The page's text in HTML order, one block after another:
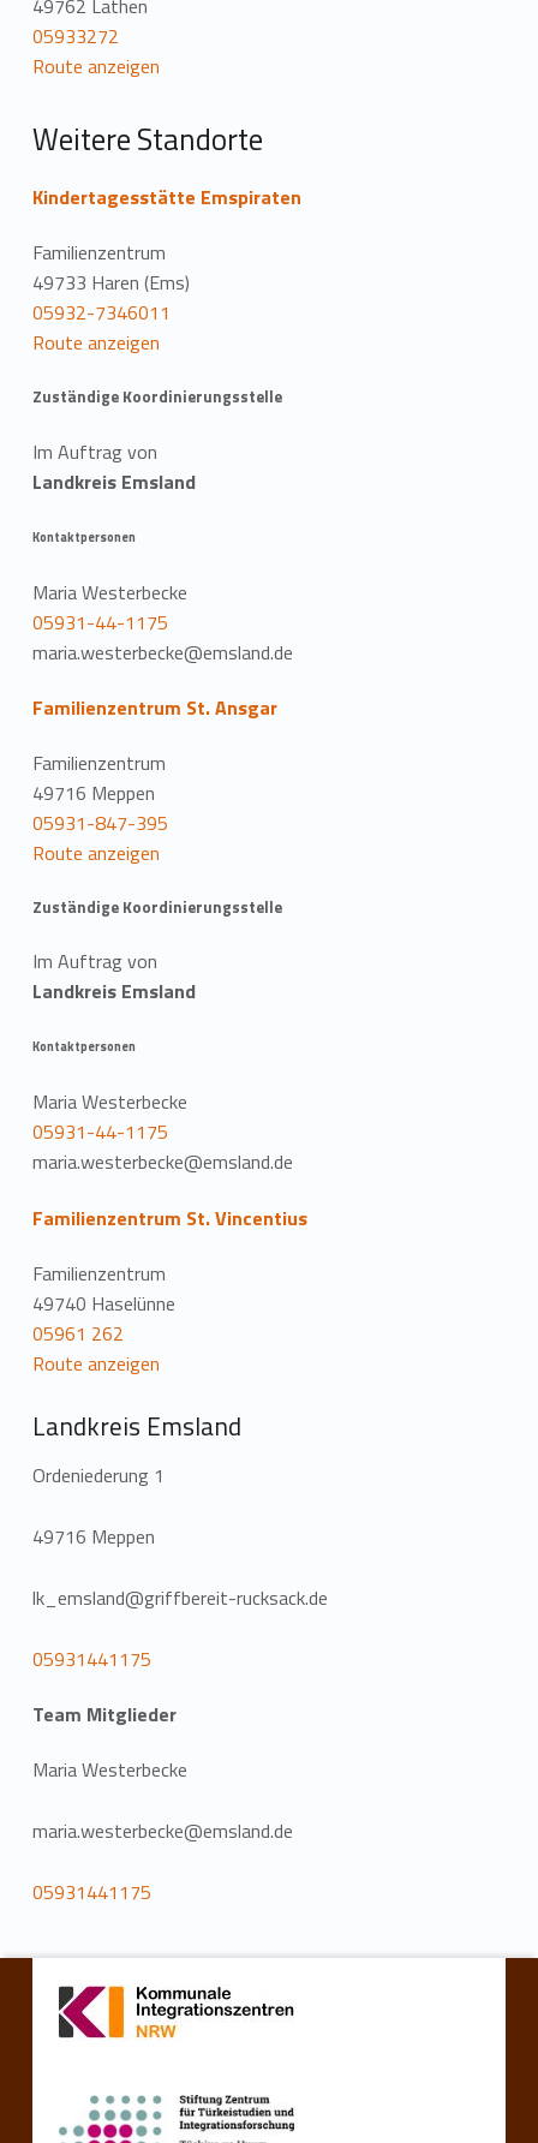
t
i
o
n
49762 Lathen
05933272
Route anzeigen
Weitere Standorte
Kindertagesstätte Emspiraten
Familienzentrum
49733 Haren (Ems)
05932-7346011
Route anzeigen
Zuständige Koordinierungsstelle
Im Auftrag von
Landkreis Emsland
Kontaktpersonen
Maria Westerbecke
05931-44-1175
maria.westerbecke@emsland.de
Familienzentrum St. Ansgar
Familienzentrum
49716 Meppen
05931-847-395
Route anzeigen
Zuständige Koordinierungsstelle
Im Auftrag von
Landkreis Emsland
Kontaktpersonen
Maria Westerbecke
05931-44-1175
maria.westerbecke@emsland.de
Familienzentrum St. Vincentius
Familienzentrum
49740 Haselünne
05961 262
Route anzeigen
Landkreis Emsland
Ordeniederung 1
49716 Meppen
lk_emsland@griffbereit-rucksack.de
05931441175
Team Mitglieder
Maria Westerbecke
maria.westerbecke@emsland.de
05931441175